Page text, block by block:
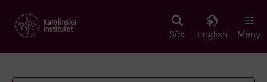
main
Sök English Meny